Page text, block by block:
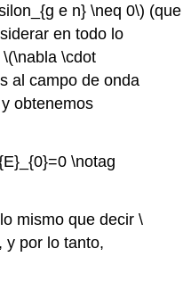
e n} \neq 0\) (que
en todo lo
\cdot
al campo de onda
obtenemos
\notag
mismo que decir \
y por lo tanto,